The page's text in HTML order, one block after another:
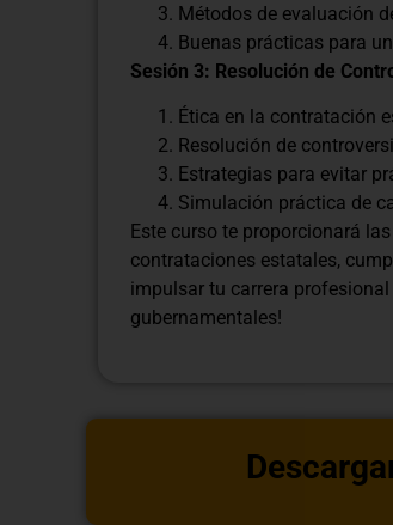
Métodos de evaluación
Buenas prácticas para
Sesión 3: Resolución de
Ética en la contratación
Resolución de
Estrategias para evitar
Simulación práctica de
Este curso te proporcionará
contrataciones estatales,
impulsar tu carrera
gubernamentales!